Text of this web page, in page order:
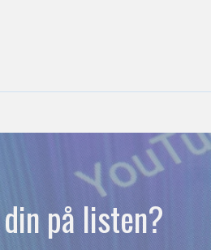
på listen?